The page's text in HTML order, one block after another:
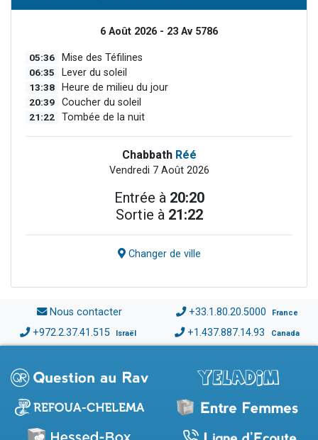
6 Août 2026 - 23 Av 5786
05:36 Mise des Téfilines
06:35 Lever du soleil
13:38 Heure de milieu du jour
20:39 Coucher du soleil
21:22 Tombée de la nuit
Chabbath Réé
Vendredi 7 Août 2026
Entrée à 20:20
Sortie à 21:22
Changer de ville
Nous contacter +33.1.80.20.5000 France
+972.2.37.41.515 Israël +1.437.887.14.93 Canada